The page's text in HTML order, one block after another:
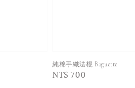
純棉手織法棍 Baguette
Regular
NT$ 700